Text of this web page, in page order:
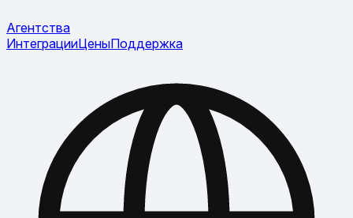
Агентства
ИнтеграцииЦеныПоддержка